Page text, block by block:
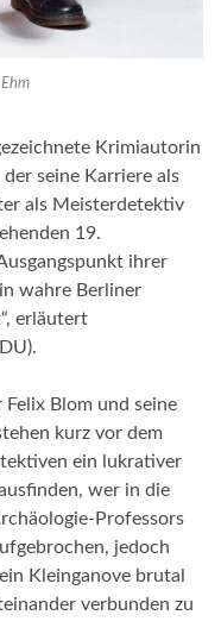
Krimiautorin
seine Karriere als
als Meisterdetektiv
19.
ihrer
wahre Berliner
erläutert
Felix Blom und seine
kurz vor dem
ein lukrativer
wer in die
Professors
jedoch
Kleinganove brutal
verbunden zu